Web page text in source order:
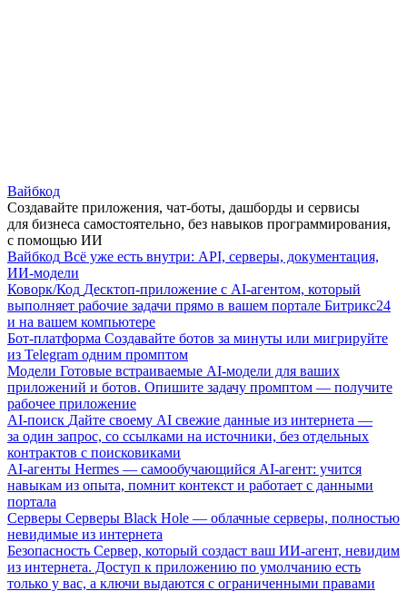
Вайбкод
Создавайте приложения, чат-боты, дашборды и сервисы
для бизнеса самостоятельно, без навыков программирования,
с помощью ИИ
Вайбкод Всё уже есть внутри: API, серверы, документация,
ИИ-модели
Коворк/Код Десктоп-приложение с AI-агентом, который
выполняет рабочие задачи прямо в вашем портале Битрикс24
и на вашем компьютере
Бот-платформа Создавайте ботов за минуты или мигрируйте
из Telegram одним промптом
Модели Готовые встраиваемые AI-модели для ваших
приложений и ботов. Опишите задачу промптом — получите
рабочее приложение
AI-поиск Дайте своему AI свежие данные из интернета —
за один запрос, со ссылками на источники, без отдельных
контрактов с поисковиками
AI-агенты Hermes — самообучающийся AI-агент: учится
навыкам из опыта, помнит контекст и работает с данными
портала
Серверы Серверы Black Hole — облачные серверы, полностью
невидимые из интернета
Безопасность Сервер, который создаст ваш ИИ-агент, невидим
из интернета. Доступ к приложению по умолчанию есть
только у вас, а ключи выдаются с ограниченными правами